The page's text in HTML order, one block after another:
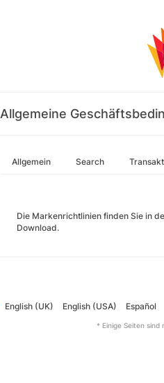
Allgemeine
Allgemein Search
Die Markenrichtlinien finden Sie in
Download.
English (UK) English (USA) Español
* Einige Seiten